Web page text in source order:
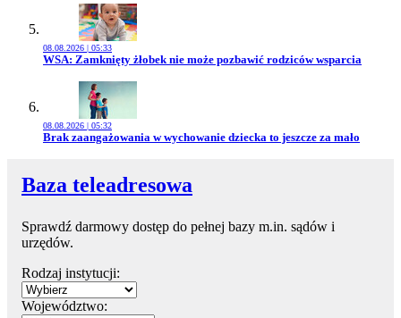
08.08.2026 | 05:33
Przejdź do artykułu:
WSA: Zamknięty żłobek nie może pozbawić rodziców wsparcia
08.08.2026 | 05:32
Przejdź do artykułu:
Brak zaangażowania w wychowanie dziecka to jeszcze za mało
Baza teleadresowa
Sprawdź darmowy dostęp do pełnej bazy m.in. sądów i
urzędów.
Rodzaj instytucji:
Województwo: